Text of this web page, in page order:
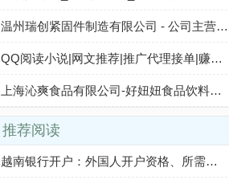
温州瑞创紧固件制造有限公司 - 公司主营:堵头,螺母,螺丝 - 主页
QQ阅读小说|网文推荐|推广代理接单|赚钱,达人推书,阅文合作——QQ阅读达人推广后台
上海沁爽食品有限公司-好妞妞食品饮料招商网【www.3490.CN】
推荐阅读
越南银行开户：外国人开户资格、所需文件、开户步骤及注意事项